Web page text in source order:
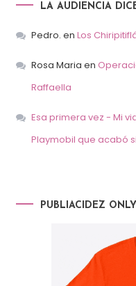
LA AUDIENCIA
Pedro. en Los
Rosa Maria en
Raffaella
Esa primera vez - Mi
Playmobil que acabó
PUBLIACIDEZ